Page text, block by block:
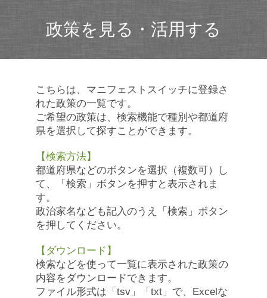
政策を見る・活用する
こちらは、マニフェストスイッチに登録さ
れた政策の一覧です。
ご希望の政策は、検索機能で種別や都道府
県を選択して探すことができます。
【検索方法】
都道府県などのボタンを選択（複数可）し
て、「検索」ボタンを押すと表示されま
す。
政治家名なども記入のうえ「検索」ボタン
を押してください。
【ダウンロード】
検索などを使って一覧に表示された政策の
内容をダウンロードできます。
ファイル形式は「tsv」「txt」で、Excelな